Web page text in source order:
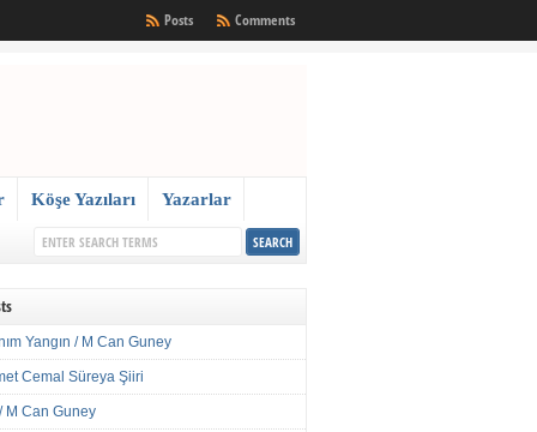
Comments
Posts
Köşe Yazıları Yazarlar
Yangın / M Can Guney
Cemal Süreya Şiiri
M Can Guney